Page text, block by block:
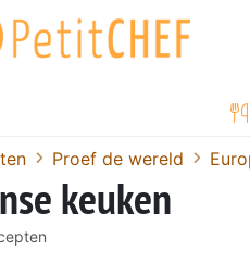
Proef de wereld
keuken